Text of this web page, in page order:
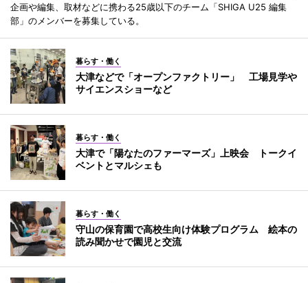
企画や編集、取材などに携わる25歳以下のチーム「SHIGA U25 編集
部」のメンバーを募集している。
暮らす・働く
大津などで「オープンファクトリー」 工場見学や
サイエンスショーなど
暮らす・働く
大津で「陽なたのファーマーズ」上映会 トークイ
ベントとマルシェも
暮らす・働く
守山の保育園で高校生向け体験プログラム 絵本の
読み聞かせで園児と交流